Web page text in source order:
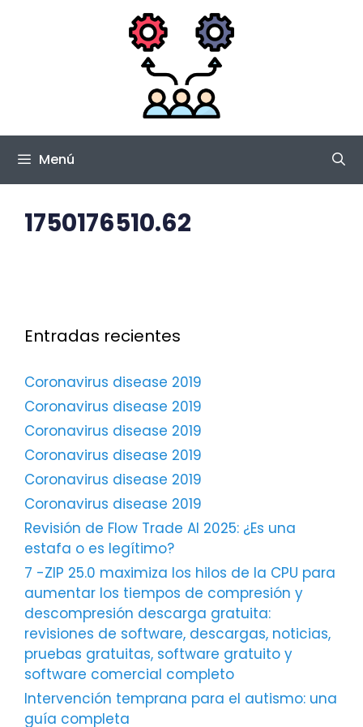
Menú
1750176510.62
Entradas recientes
Coronavirus disease 2019
Coronavirus disease 2019
Coronavirus disease 2019
Coronavirus disease 2019
Coronavirus disease 2019
Coronavirus disease 2019
Revisión de Flow Trade AI 2025: ¿Es una
estafa o es legítimo?
7 -ZIP 25.0 maximiza los hilos de la CPU para
aumentar los tiempos de compresión y
descompresión descarga gratuita:
revisiones de software, descargas, noticias,
pruebas gratuitas, software gratuito y
software comercial completo
Intervención temprana para el autismo: una
guía completa